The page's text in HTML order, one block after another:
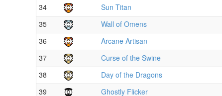
34
Sun Titan
35
Wall of Omens
36
Arcane Artisan
37
Curse of the Swine
38
Day of the Dragons
39
Ghostly Flicker